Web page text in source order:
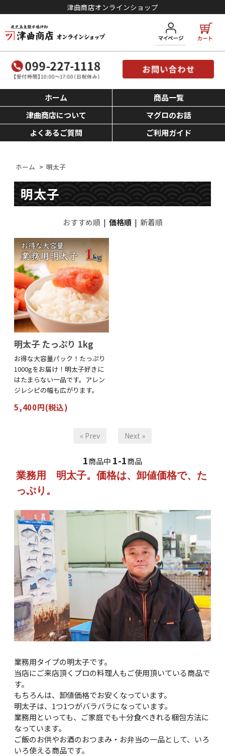
津曲商店オンラインショップ
ホーム
商品一覧
津曲商店について
マグロのお話
よくあるご質問
ご利用ガイド
ホーム > 明太子
明太子
おすすめ順 | 価格順| 新着順
明太子 たっぷり 1kg
お得な大容量パック！たっぷり
1000gをお届け！明太子好きに
はたまらない一品です。アレン
ジレシピの幅も広がります。
5,400円(税込)
« Prev Next »
1商品中 1-1商品
業務用 明太子。価格は、卸値価格で、た
っぷり。
業務用タイプの明太子です。
当店にご来店頂くプロの料理人もご使用頂いている商品で
す。
もちろんは、卸値価格でお安くなっています。
明太子は、1つ1つがバラバラになっています。
業務用といっても、ご家庭でも十分食べきれる梱包方法に
なっています。
ご飯のお供やお酒のおつまみ・お弁当の一品として、いろ
いろ使える商品です。